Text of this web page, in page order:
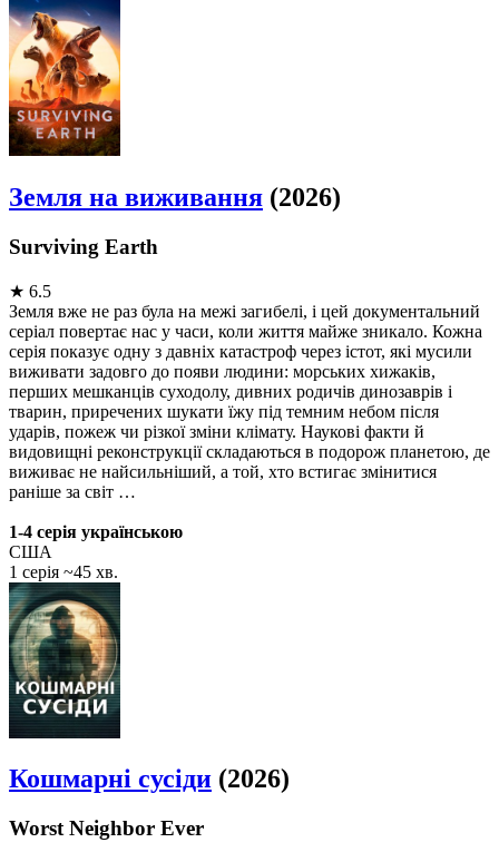
Земля на виживання (2026)
Surviving Earth
★ 6.5
Земля вже не раз була на межі загибелі, і цей документальний
серіал повертає нас у часи, коли життя майже зникало. Кожна
серія показує одну з давніх катастроф через істот, які мусили
виживати задовго до появи людини: морських хижаків,
перших мешканців суходолу, дивних родичів динозаврів і
тварин, приречених шукати їжу під темним небом після
ударів, пожеж чи різкої зміни клімату. Наукові факти й
видовищні реконструкції складаються в подорож планетою, де
виживає не найсильніший, а той, хто встигає змінитися
раніше за світ …
1-4 серія українською
США
1 серія ~45 хв.
Кошмарні сусіди (2026)
Worst Neighbor Ever